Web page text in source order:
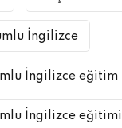
İngilizce
İngilizce eğitim
İngilizce eğitimi